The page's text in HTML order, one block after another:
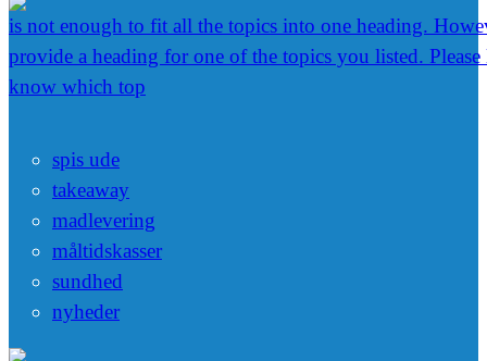
is not enough to fit all the topics into one heading.
provide a heading for one of the topics you listed. Please
know which top
spis ude
takeaway
madlevering
måltidskasser
sundhed
nyheder